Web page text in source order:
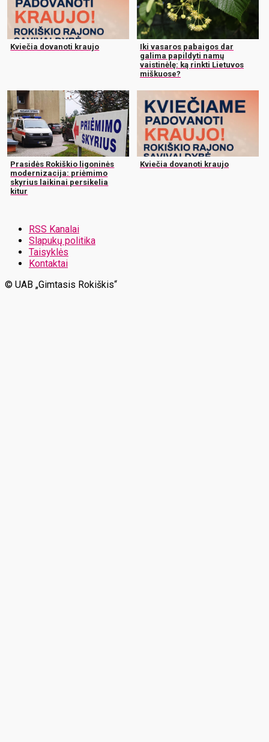
Kviečia dovanoti kraujo
Iki vasaros pabaigos dar
galima papildyti namų
vaistinėlę: ką rinkti Lietuvos
miškuose?
Prasidės Rokiškio ligoninės
modernizacija: priėmimo
skyrius laikinai persikelia
kitur
Kviečia dovanoti kraujo
RSS Kanalai
Slapukų politika
Taisyklės
Kontaktai
© UAB „Gimtasis Rokiškis“